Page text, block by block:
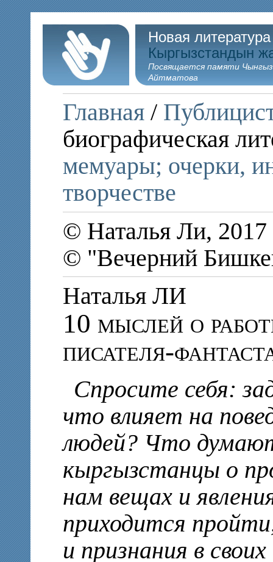
Новая
Кыргызстандын
Посвящается памяти
Айтматова
Главная /
биографическая
мемуары; очерки,
творчестве
© Наталья Ли, 2017
© "Вечерний
Наталья ЛИ
10 мыслей о
писателя-
Спросите себя:
что влияет на
людей? Что
кыргызстанцы о
нам вещах и
приходится
и признания в